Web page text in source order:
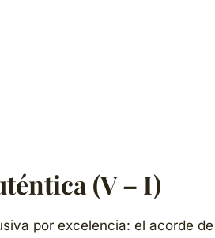
(V – I)
por excelencia: el acorde de